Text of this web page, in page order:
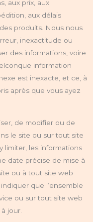
aux prix, aux
aux délais
produits. Nous nous
inexactitude ou
des informations, voire
information
est inexacte, et ce, à
après que vous ayez
de modifier ou de
le site ou sur tout site
limiter, les informations
date précise de mise à
ou à tout site web
que l’ensemble
ou sur tout site web
jour.